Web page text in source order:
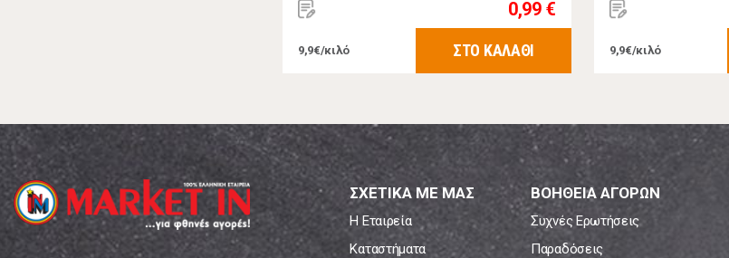
0,99 €
9,9€/κιλό ΣΤΟ ΚΑΛΑΘΙ 9,9€/κιλό
ΣΧΕΤΙΚΑ ΜΕ ΜΑΣ
Η Εταιρεία
Καταστήματα
ΒΟΗΘΕΙΑ ΑΓΟΡΩΝ
Συχνές Ερωτήσεις
Παραδόσεις